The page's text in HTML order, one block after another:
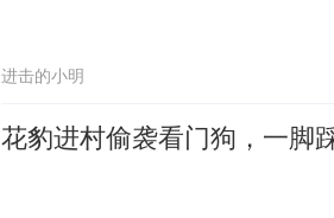
进击的小明
花豹进村偷袭看门狗，一脚